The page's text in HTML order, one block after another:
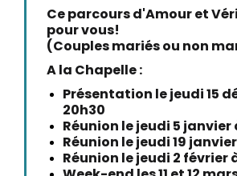
Ce parcours d'Amour et
pour vous!
(Couples mariés ou non
A la Chapelle :
Présentation le jeudi 15
20h30
Réunion le jeudi 5 janvier
Réunion le jeudi 19
Réunion le jeudi 2 février